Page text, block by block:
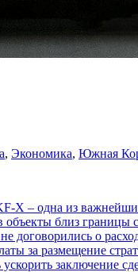
, Экономика, Южная
X – одна из
объекты близ
о
за размещение
заключение